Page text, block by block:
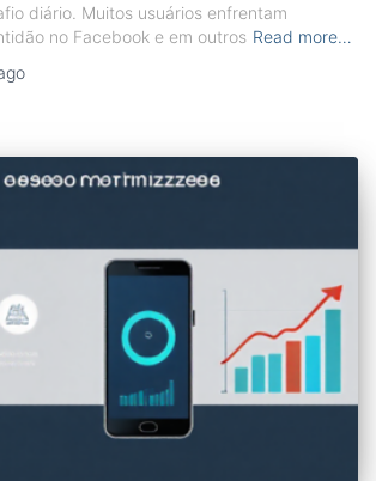
diário. Muitos usuários enfrentam
no Facebook e em outros Read more…